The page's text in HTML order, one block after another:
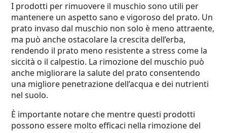
I prodotti per rimuovere il muschio sono utili per
mantenere un aspetto sano e vigoroso del prato. Un
prato invaso dal muschio non solo è meno attraente,
ma può anche ostacolare la crescita dell’erba,
rendendo il prato meno resistente a stress come la
siccità o il calpestio. La rimozione del muschio può
anche migliorare la salute del prato consentendo
una migliore penetrazione dell’acqua e dei nutrienti
nel suolo.
È importante notare che mentre questi prodotti
possono essere molto efficaci nella rimozione del